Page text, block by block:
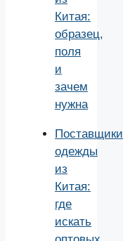
Китая:
образец,
поля
и
зачем
нужна
Поставщики
одежды
из
Китая:
где
искать